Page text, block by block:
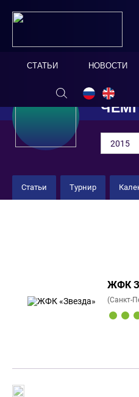
СТАТЬИ НОВОСТИ
2015
Статьи Турнир
ЖФК
(Санкт-